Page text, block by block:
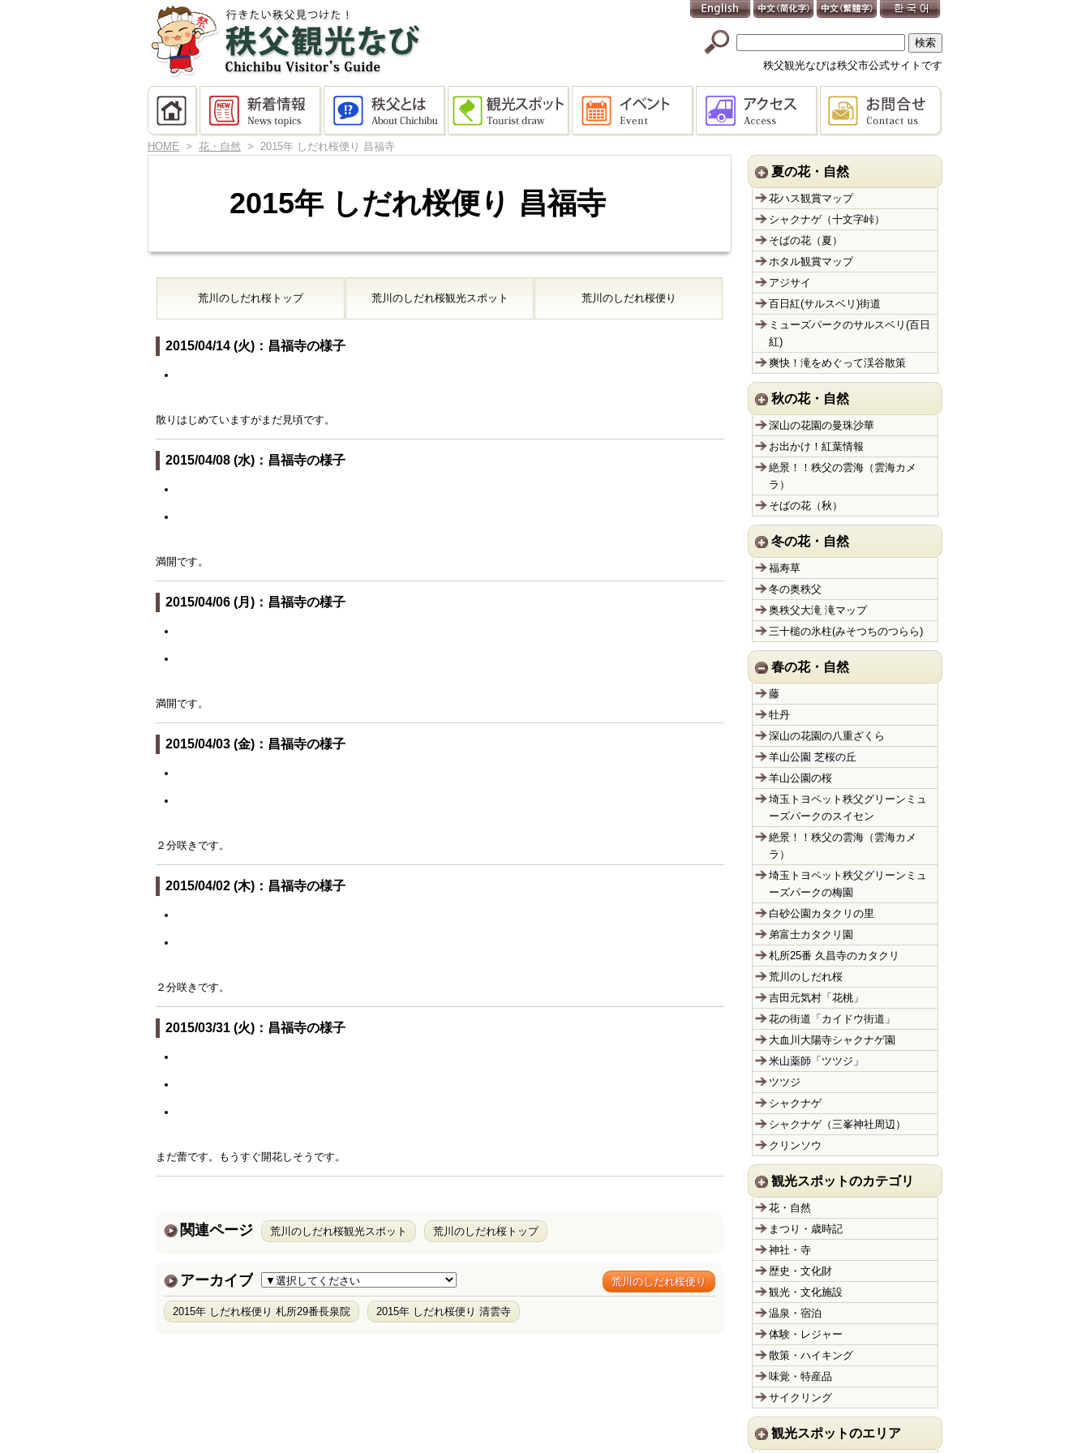
秩父観光なびは秩父市公式サイトです
HOME > 花・自然 > 2015年 しだれ桜便り 昌福寺
2015年 しだれ桜便り 昌福寺
荒川のしだれ桜 トップ 荒川のしだれ桜観光スポット 荒川のしだれ桜便り
2015/04/14 (火)：昌福寺の様子
散りはじめていますがまだ見頃です。
2015/04/08 (水)：昌福寺の様子
満開です。
2015/04/06 (月)：昌福寺の様子
満開です。
2015/04/03 (金)：昌福寺の様子
２分咲きです。
2015/04/02 (木)：昌福寺の様子
２分咲きです。
2015/03/31 (火)：昌福寺の様子
まだ蕾です。もうすぐ開花しそうです。
関連ページ 荒川のしだれ桜観光スポット 荒川のしだれ桜トップ
アーカイブ 荒川のしだれ桜便り
2015年 しだれ桜便り 札所29番長泉院 2015年 しだれ桜便り 清雲寺
夏の花・自然
花ハス観賞マップ
シャクナゲ（十文字峠）
そばの花（夏）
ホタル観賞マップ
アジサイ
百日紅(サルスベリ)街道
ミューズパークのサルスベリ(百日
紅)
爽快！滝をめぐって渓谷散策
秋の花・自然
深山の花園の曼珠沙華
お出かけ！紅葉情報
絶景！！秩父の雲海（雲海カメ
ラ）
そばの花（秋）
冬の花・自然
福寿草
冬の奥秩父
奥秩父大滝 滝マップ
三十槌の氷柱(みそつちのつらら)
春の花・自然
藤
牡丹
深山の花園の八重ざくら
羊山公園 芝桜の丘
羊山公園の桜
埼玉トヨペット秩父グリーンミュ
ーズパークのスイセン
絶景！！秩父の雲海（雲海カメ
ラ）
埼玉トヨペット秩父グリーンミュ
ーズパークの梅園
白砂公園カタクリの里
弟富士カタクリ園
札所25番 久昌寺のカタクリ
荒川のしだれ桜
吉田元気村「花桃」
花の街道「カイドウ街道」
大血川大陽寺シャクナゲ園
米山薬師「ツツジ」
ツツジ
シャクナゲ
シャクナゲ（三峯神社周辺）
クリンソウ
観光スポットのカテゴリ
花・自然
まつり・歳時記
神社・寺
歴史・文化財
観光・文化施設
温泉・宿泊
体験・レジャー
散策・ハイキング
味覚・特産品
サイクリング
観光スポットのエリア